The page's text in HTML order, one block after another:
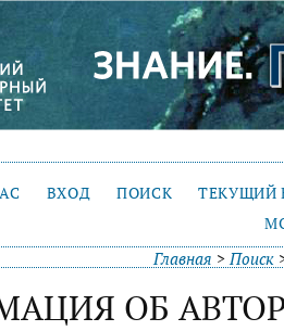
ВХОД ПОИСК ТЕКУЩИЙ
Главная >Поиск
ОБ